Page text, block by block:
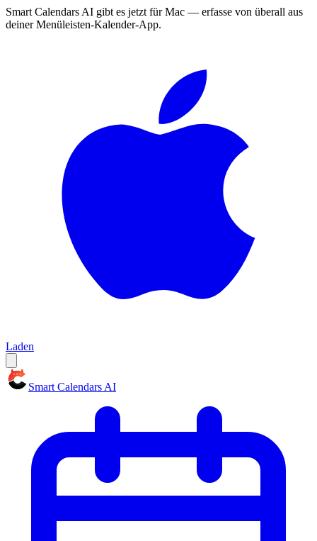
Smart Calendars AI gibt es jetzt für Mac — erfasse von überall aus
deiner Menüleisten-Kalender-App.
Laden
Smart Calendars AI